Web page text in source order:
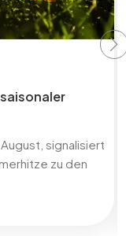
signalisiert
zu den
tiefere